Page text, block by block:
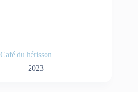
Café du hérisson
2023